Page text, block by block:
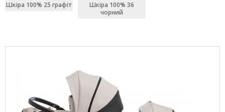
Шкіра 100% 25 графіт
Шкіра 100% 36
чорний